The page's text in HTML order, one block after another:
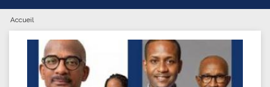
Vous êtes ici
Accueil